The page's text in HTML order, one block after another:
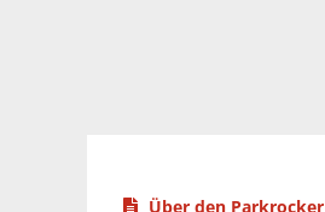
Über den Parkrocker